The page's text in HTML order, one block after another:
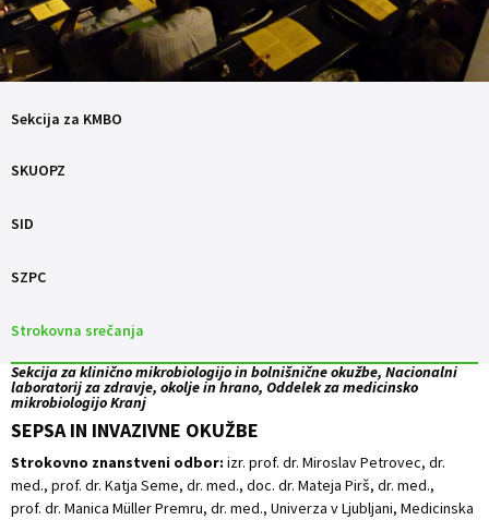
Sekcija za KMBO
SKUOPZ
SID
SZPC
Strokovna srečanja
Sekcija za klinično mikrobiologijo in bolnišnične okužbe, Nacionalni
laboratorij za zdravje, okolje in hrano, Oddelek za medicinsko
mikrobiologijo Kranj
SEPSA IN INVAZIVNE OKUŽBE
Strokovno znanstveni odbor: izr. prof. dr. Miroslav Petrovec, dr.
med., prof. dr. Katja Seme, dr. med., doc. dr. Mateja Pirš, dr. med.,
prof. dr. Manica Müller Premru, dr. med., Univerza v Ljubljani, Medicinska